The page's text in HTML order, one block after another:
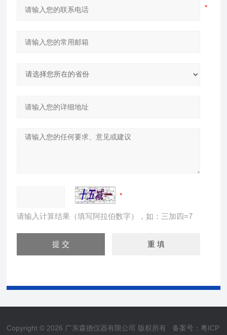
请输入计算结果（填写阿拉伯数字），如：三加四=7
Copyright © 2026 广东森德仪器有限公司 版权所有 备案号：粤ICP